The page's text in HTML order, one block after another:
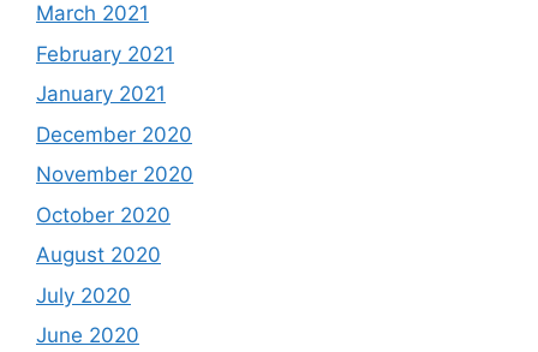
March 2021
February 2021
January 2021
December 2020
November 2020
October 2020
August 2020
July 2020
June 2020